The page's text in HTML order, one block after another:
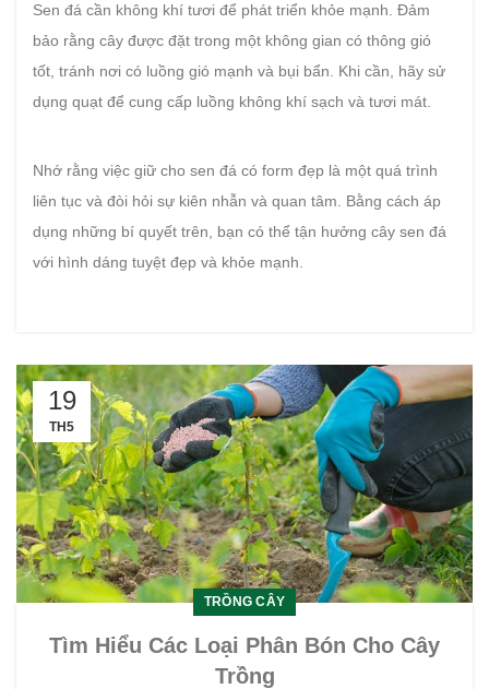
Sen đá cần không khí tươi để phát triển khỏe mạnh. Đảm
bảo rằng cây được đặt trong một không gian có thông gió
tốt, tránh nơi có luồng gió mạnh và bụi bẩn. Khi cần, hãy sử
dụng quạt để cung cấp luồng không khí sạch và tươi mát.
Nhớ rằng việc giữ cho sen đá có form đẹp là một quá trình
liên tục và đòi hỏi sự kiên nhẫn và quan tâm. Bằng cách áp
dụng những bí quyết trên, bạn có thể tận hưởng cây sen đá
với hình dáng tuyệt đẹp và khỏe mạnh.
19
TH5
TRỒNG CÂY
Tìm Hiểu Các Loại Phân Bón Cho Cây
Trồng